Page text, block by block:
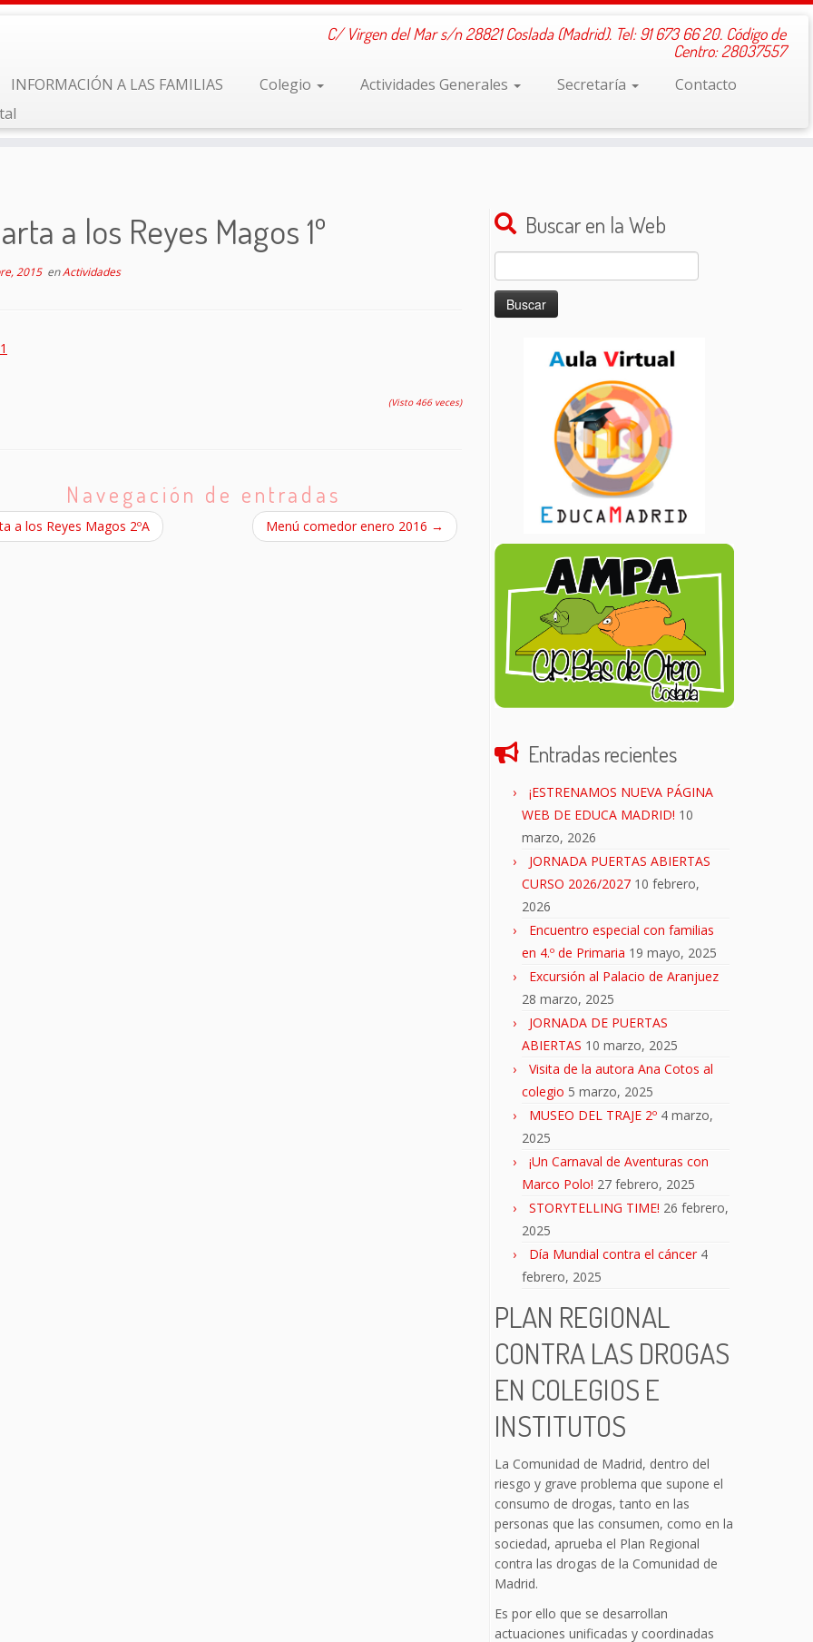
C/ Virgen del Mar s/n 28821 Coslada (Madrid). Tel: 91 673 66 20. Código de
Centro: 28037557
INFORMACIÓN A LAS FAMILIAS Colegio Actividades Generales Secretaría
Contacto
a los Reyes Magos 1º
2015enActividades
(Visto 466 veces)
Navegación de entradas
a los Reyes Magos 2ºA Menú comedor enero 2016 →
Buscar en la Web
Buscar:
Entradas recientes
¡ESTRENAMOS NUEVA PÁGINA
WEB DE EDUCA MADRID! 10
marzo, 2026
JORNADA PUERTAS ABIERTAS
CURSO 2026/2027 10 febrero,
2026
Encuentro especial con familias
en 4.º de Primaria 19 mayo, 2025
Excursión al Palacio de Aranjuez
28 marzo, 2025
JORNADA DE PUERTAS
ABIERTAS 10 marzo, 2025
Visita de la autora Ana Cotos al
colegio 5 marzo, 2025
MUSEO DEL TRAJE 2º 4 marzo,
2025
¡Un Carnaval de Aventuras con
Marco Polo! 27 febrero, 2025
STORYTELLING TIME! 26 febrero,
2025
Día Mundial contra el cáncer 4
febrero, 2025
PLAN REGIONAL
CONTRA LAS DROGAS
EN COLEGIOS E
INSTITUTOS
La Comunidad de Madrid, dentro del
riesgo y grave problema que supone el
consumo de drogas, tanto en las
personas que las consumen, como en la
sociedad, aprueba el Plan Regional
contra las drogas de la Comunidad de
Madrid.
Es por ello que se desarrollan
actuaciones unificadas y coordinadas